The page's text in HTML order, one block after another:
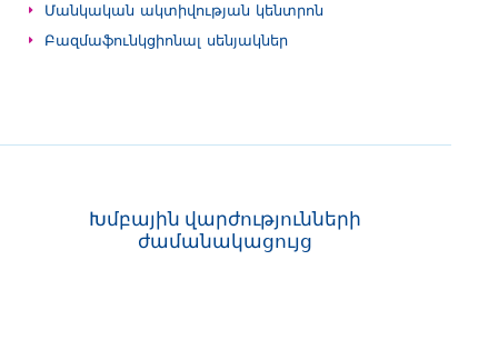
Մանկական ակտիվության կենտրոն
Բազմաֆունկցիոնալ սենյակներ
Խմբային վարժությունների
ժամանակացույց